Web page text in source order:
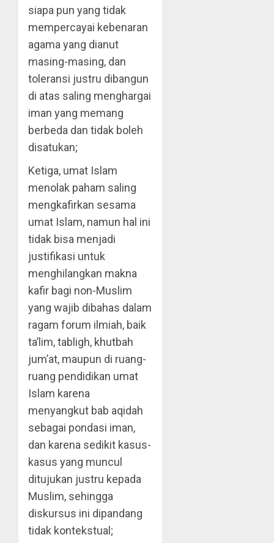
siapa pun yang tidak
mempercayai kebenaran
agama yang dianut
masing-masing, dan
toleransi justru dibangun
di atas saling menghargai
iman yang memang
berbeda dan tidak boleh
disatukan;
Ketiga, umat Islam
menolak paham saling
mengkafirkan sesama
umat Islam, namun hal ini
tidak bisa menjadi
justifikasi untuk
menghilangkan makna
kafir bagi non-Muslim
yang wajib dibahas dalam
ragam forum ilmiah, baik
ta’lim, tabligh, khutbah
jum’at, maupun di ruang-
ruang pendidikan umat
Islam karena
menyangkut bab aqidah
sebagai pondasi iman,
dan karena sedikit kasus-
kasus yang muncul
ditujukan justru kepada
Muslim, sehingga
diskursus ini dipandang
tidak kontekstual;